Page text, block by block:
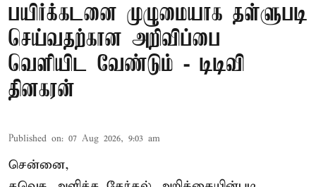
பயிர்க்கடனை முழுமையாக தள்ளுபடி
செய்வதற்கான அறிவிப்பை
வெளியிட வேண்டும் - டிடிவி
தினகரன்
Published on: 07 Aug 2026, 9:03 am
சென்னை,